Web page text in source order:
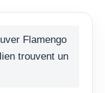
trouvent un